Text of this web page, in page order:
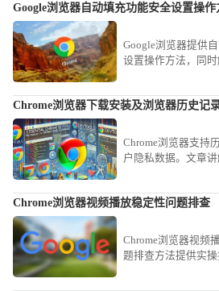
Google浏览器自动填充功能安全设置操作
Google浏览器提供
设置操作方法，同时
Chrome浏览器下载安装及浏览器历史记
Chrome浏览器支持
户隐私数据。文章
Chrome浏览器视频播放稳定性问题排查
Chrome浏览器视频
题排查方法提供实操